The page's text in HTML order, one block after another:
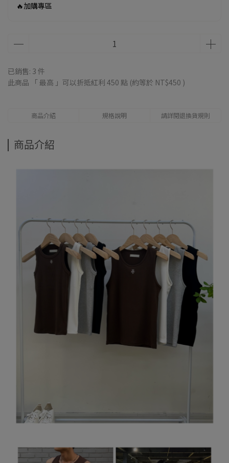
🔥加購專區
已銷售: 3 件
此商品 「 最高 」可以折抵紅利 450 點 (約等於 NT$450 )
商品介紹 規格說明 請詳閱退換貨規則
商品介紹